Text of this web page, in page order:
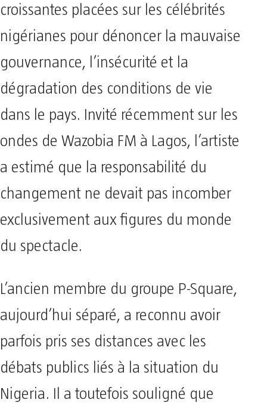
croissantes placées sur les célébrités
nigérianes pour dénoncer la mauvaise
gouvernance, l’insécurité et la
dégradation des conditions de vie
dans le pays. Invité récemment sur les
ondes de Wazobia FM à Lagos, l’artiste
a estimé que la responsabilité du
changement ne devait pas incomber
exclusivement aux figures du monde
du spectacle.
L’ancien membre du groupe P-Square,
aujourd’hui séparé, a reconnu avoir
parfois pris ses distances avec les
débats publics liés à la situation du
Nigeria. Il a toutefois souligné que